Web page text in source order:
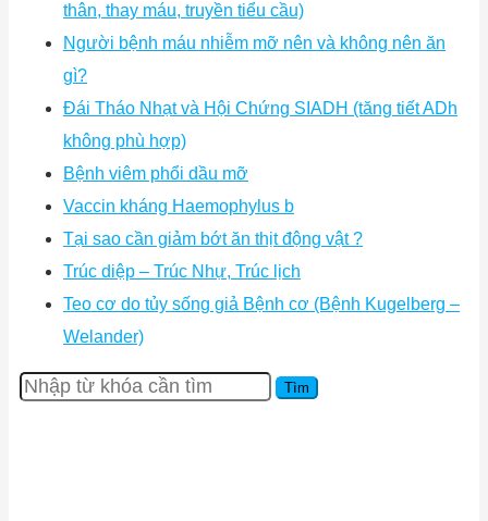
thân, thay máu, truyền tiểu cầu)
Người bệnh máu nhiễm mỡ nên và không nên ăn
gì?
Đái Tháo Nhạt và Hội Chứng SIADH (tăng tiết ADh
không phù hợp)
Bệnh viêm phổi dầu mỡ
Vaccin kháng Haemophylus b
Tại sao cần giảm bớt ăn thịt động vật ?
Trúc diệp – Trúc Nhự, Trúc lịch
Teo cơ do tủy sống giả Bệnh cơ (Bệnh Kugelberg –
Welander)